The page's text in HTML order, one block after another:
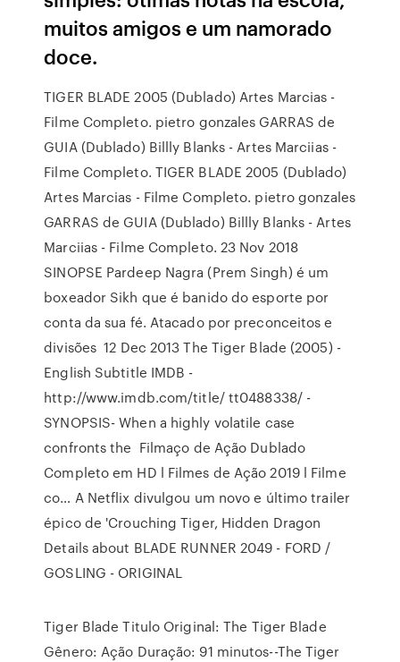
muitos amigos e um namorado
doce.
TIGER BLADE 2005 (Dublado) Artes Marcias -
Filme Completo. pietro gonzales GARRAS de
GUIA (Dublado) Billly Blanks - Artes Marciias -
Filme Completo. TIGER BLADE 2005 (Dublado)
Artes Marcias - Filme Completo. pietro gonzales
GARRAS de GUIA (Dublado) Billly Blanks - Artes
Marciias - Filme Completo. 23 Nov 2018
SINOPSE Pardeep Nagra (Prem Singh) é um
boxeador Sikh que é banido do esporte por
conta da sua fé. Atacado por preconceitos e
divisões 12 Dec 2013 The Tiger Blade (2005) -
English Subtitle IMDB -
http://www.imdb.com/title/ tt0488338/ -
SYNOPSIS- When a highly volatile case
confronts the Filmaço de Ação Dublado
Completo em HD l Filmes de Ação 2019 l Filme
co… A Netflix divulgou um novo e último trailer
épico de 'Crouching Tiger, Hidden Dragon
Details about BLADE RUNNER 2049 - FORD /
GOSLING - ORIGINAL
Tiger Blade Titulo Original: The Tiger Blade
Gênero: Ação Duração: 91 minutos--The Tiger